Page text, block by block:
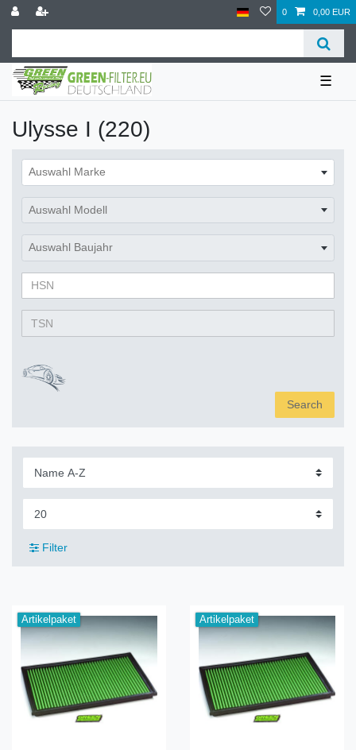
0 0,00 EUR
☰
Ulysse I (220)
Auswahl Marke
Auswahl Modell
Auswahl Baujahr
Search
Filter
Artikelpaket Artikelpaket